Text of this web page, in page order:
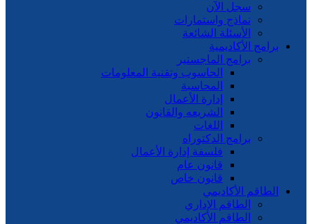
سجل الآن
نماذج واستمارات
الأسئلة الشائعة
برامج الأكاديمية
برامج الماجستير
الحاسوب وتقنية المعلومات
المحاسبة
إدارة الأعمال
الشريعه والقانون
اللغات
برامج الدكتوراه
فلسفة إدارة الأعمال
قانون عام
قانون خاص
الطاقم الأكاديمي
الطاقم الإداري
الطاقم الأكاديمي